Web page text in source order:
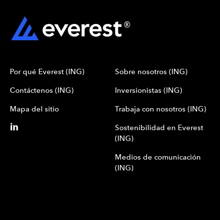
Por qué Everest (ING)
Contáctenos (ING)
Mapa del sitio
Sobre nosotros (ING)
Inversionistas (ING)
Trabaja con nosotros (ING)
Sostenibilidad en Everest
(ING)
Medios de comunicación
(ING)